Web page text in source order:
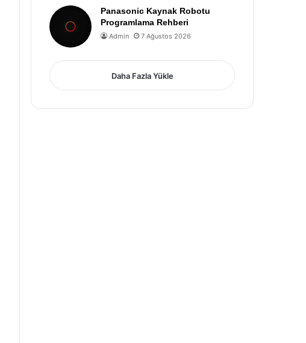
Panasonic Kaynak Robotu
Programlama Rehberi
Admin 7 Ağustos 2026
Daha Fazla Yükle